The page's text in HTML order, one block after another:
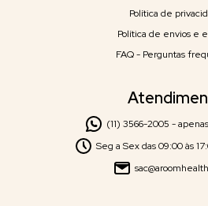
Política de
Política de envios e
FAQ - Perguntas
(11) 3566-2005 -
Seg a Sex das 09:00 às